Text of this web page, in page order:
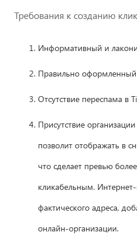
Требования к созданию
Информативный и
Правильно оформленный
Отсутствие переспама в
Присутствие
позволит отображать в
что сделает превью
кликабельным.
фактического адреса,
онлайн-организации.